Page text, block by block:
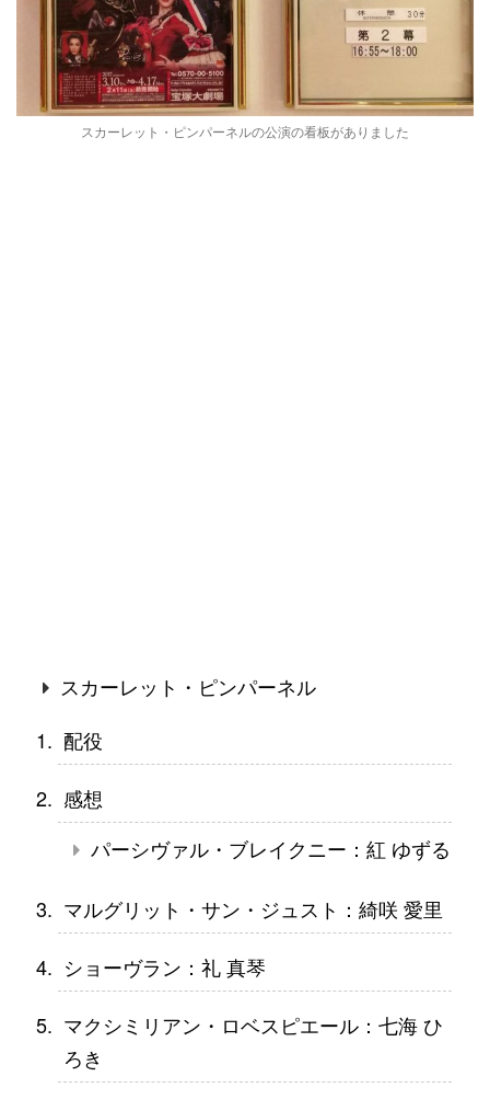
スカーレット・ピンパーネルの公演の看板がありました
スカーレット・ピンパーネル
配役
感想
パーシヴァル・ブレイクニー：紅 ゆずる
マルグリット・サン・ジュスト：綺咲 愛里
ショーヴラン：礼 真琴
マクシミリアン・ロベスピエール：七海 ひ
ろき